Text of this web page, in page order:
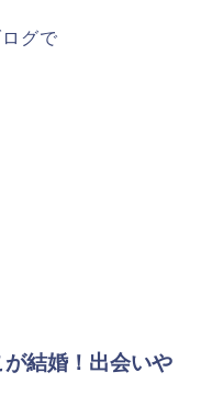
グで
結婚！出会いや